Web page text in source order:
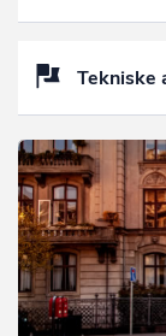
Tekniske